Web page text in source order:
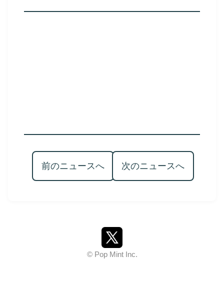
前のニュースへ 次のニュースへ
© Pop Mint Inc.